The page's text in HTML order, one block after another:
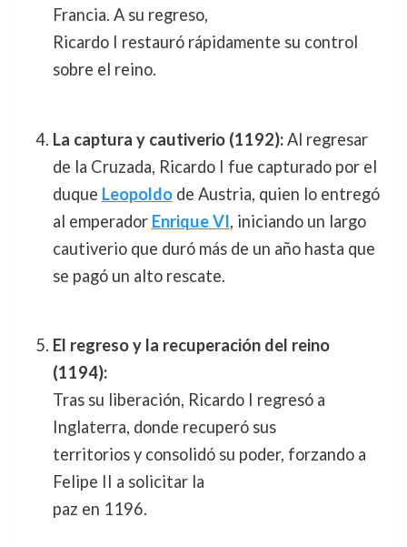
Francia. A su regreso,
Ricardo I restauró rápidamente su control
sobre el reino.
La captura y cautiverio (1192):Al regresar
de la Cruzada, Ricardo I fue capturado por el
duque Leopoldode Austria, quien lo entregó
al emperador Enrique VI, iniciando un largo
cautiverio que duró más de un año hasta que
se pagó un alto rescate.
El regreso y la recuperación del reino
(1194):
Tras su liberación, Ricardo I regresó a
Inglaterra, donde recuperó sus
territorios y consolidó su poder, forzando a
Felipe II a solicitar la
paz en 1196.